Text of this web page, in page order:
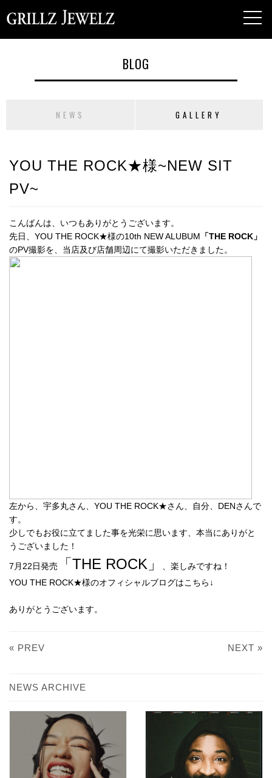
BLOG
NEWS GALLERY
YOU THE ROCK★様~NEW SIT
PV~
こんばんは、いつもありがとうございます。
先日、YOU THE ROCK★様の10th NEW ALUBUM 「THE ROCK」
のPV撮影を、当店及び店舗周辺にて撮影いただきました。
左から、宇多丸さん、YOU THE ROCK★さん、自分、DENさんで
す。
少しでもお役に立てました事を光栄に思います、本当にありがと
うございました！
7月22日発売 「THE ROCK」
、楽しみですね！
YOU THE ROCK★様のオフィシャルブログはこちら↓
ありがとうございます。
« PREV NEXT »
NEWS ARCHIVE